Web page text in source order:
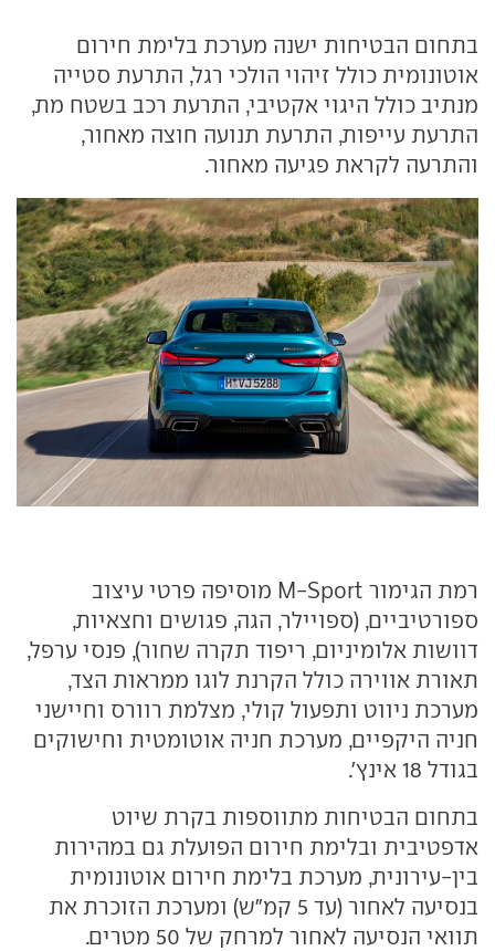
בתחום הבטיחות ישנה מערכת בלימת חירום
אוטונומית כולל זיהוי הולכי רגל, התרעת סטייה
מנתיב כולל היגוי אקטיבי, התרעת רכב בשטח מת,
התרעת עייפות, התרעת תנועה חוצה מאחור,
והתרעה לקראת פגיעה מאחור.
רמת הגימור M-Sport מוסיפה פרטי עיצוב
ספורטיביים, (ספויילר, הגה, פגושים וחצאיות,
דוושות אלומיניום, ריפוד תקרה שחור), פנסי ערפל,
תאורת אווירה כולל הקרנת לוגו ממראות הצד,
מערכת ניווט ותפעול קולי, מצלמת רוורס וחיישני
חניה היקפיים, מערכת חניה אוטומטית וחישוקים
בגודל 18 אינץ'.
בתחום הבטיחות מתווספות בקרת שיוט
אדפטיבית ובלימת חירום הפועלת גם במהירות
בין-עירונית, מערכת בלימת חירום אוטונומית
בנסיעה לאחור (עד 5 קמ"ש) ומערכת הזוכרת את
תוואי הנסיעה לאחור למרחק של 50 מטרים.